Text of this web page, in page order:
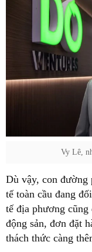
Vy Lê,
Dù vậy, con đường
tế toàn cầu đang
tế địa phương
động sản, đơn đặt
thách thức càng